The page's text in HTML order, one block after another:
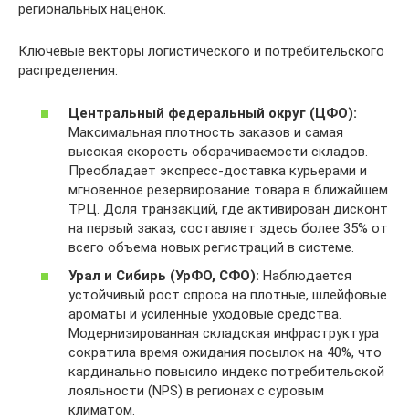
региональных наценок.
Ключевые векторы логистического и потребительского
распределения:
Центральный федеральный округ (ЦФО):
Максимальная плотность заказов и самая
высокая скорость оборачиваемости складов.
Преобладает экспресс-доставка курьерами и
мгновенное резервирование товара в ближайшем
ТРЦ. Доля транзакций, где активирован дисконт
на первый заказ, составляет здесь более 35% от
всего объема новых регистраций в системе.
Урал и Сибирь (УрФО, СФО): Наблюдается
устойчивый рост спроса на плотные, шлейфовые
ароматы и усиленные уходовые средства.
Модернизированная складская инфраструктура
сократила время ожидания посылок на 40%, что
кардинально повысило индекс потребительской
лояльности (NPS) в регионах с суровым
климатом.